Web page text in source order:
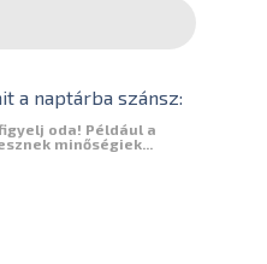
a naptárba szánsz:
oda! Például a
minőségiek...